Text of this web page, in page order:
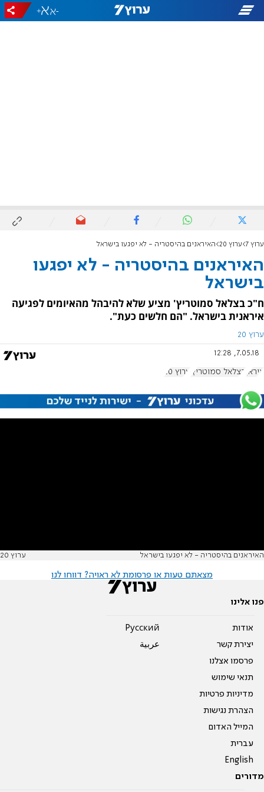
-
+
ערוץ 7 ערוץ 20 האיראנים בהיסטריה - לא יפגעו בישראל
האיראנים בהיסטריה - לא יפגעו
בישראל
ח"כ בצלאל סמוטריץ' מציע שלא להיבהל מהאיומים לפגיעה
איראנית בישראל. "הם חלשים כעת".
ערוץ 20
7.05.18, 12:28
איראן בצלאל סמוטריץ' ערוץ 20
האיראנים בהיסטריה - לא יפגעו בישראל ערוץ 20
מצאתם טעות או פרסומת לא ראויה? דווחו לנו
פנו אלינו
אודות
יצירת קשר
פרסמו אצלנו
תנאי שימוש
מדיניות פרטיות
הצהרת נגישות
המייל האדום
עברית
English
Pусский
عربية
מדורים